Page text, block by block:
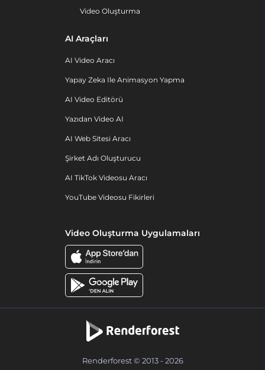
Video Oluşturma
AI Araçları
AI Video Aracı
Yapay Zeka Ile Animasyon Yapma
AI Video Editörü
Yazıdan Video AI
AI Web Sitesi Aracı
Şirket Adı Oluşturucu
AI TikTok Videosu Aracı
YouTube Videosu Fikirleri
Video Oluşturma Uygulamaları
Renderforest © 2013 - 2026